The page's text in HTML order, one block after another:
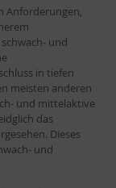
Anforderungen,
und
in tiefen
meisten anderen
und mittelaktive
das
Dieses
und